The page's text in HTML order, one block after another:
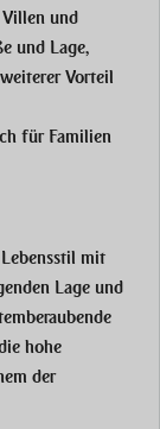
und
und Lage,
Vorteil
für Familien
mit
Lage und
hohe
der